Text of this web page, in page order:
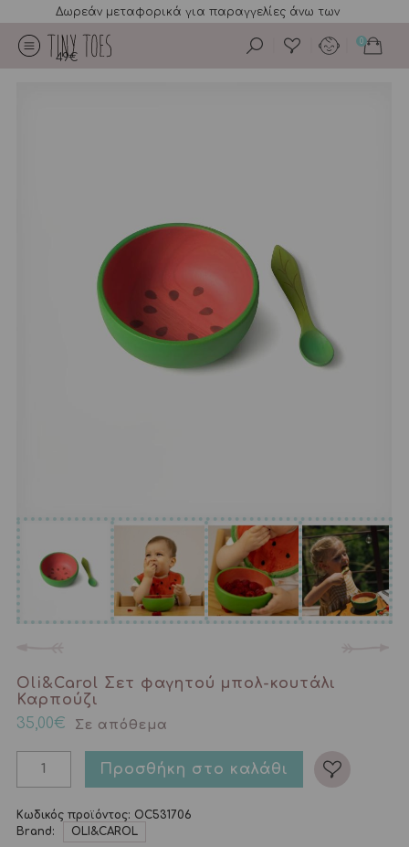
Δωρεάν μεταφορικά για παραγγελίες άνω των
49€
0
Oli&Carol Σετ φαγητού μπολ-κουτάλι
Καρπούζι
35,00€ Σε απόθεμα
Προσθήκη στο καλάθι
Κωδικός προϊόντος: OC531706
Brand:
OLI&CAROL